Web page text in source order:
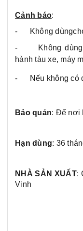
Cảnh báo:
- Không
-
Không
hành tàu xe, máy
- Nếu không có
Bảo quản: Để nơi
Hạn dùng: 36
NHÀ SẢN XUẤT:
Vinh